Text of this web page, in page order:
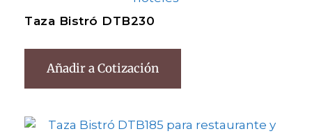
Taza Bistró DTB230
Añadir a Cotización